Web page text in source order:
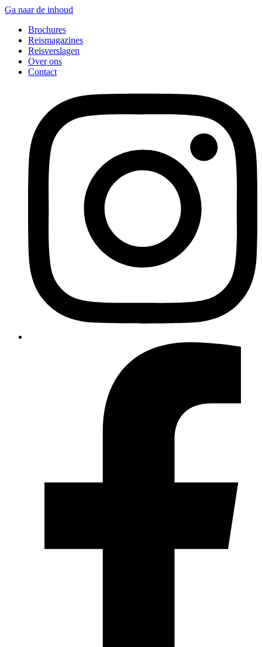
Ga naar de inhoud
Brochures
Reismagazines
Reisverslagen
Over ons
Contact